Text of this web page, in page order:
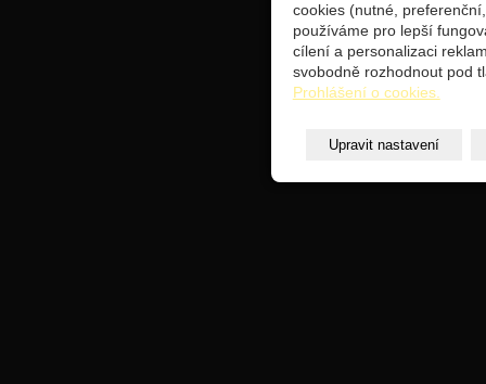
cookies (nutné,
používáme pro lepší
cílení a personalizaci
svobodně rozhodnout pod
Prohlášení o cookies.
Upravit nastavení